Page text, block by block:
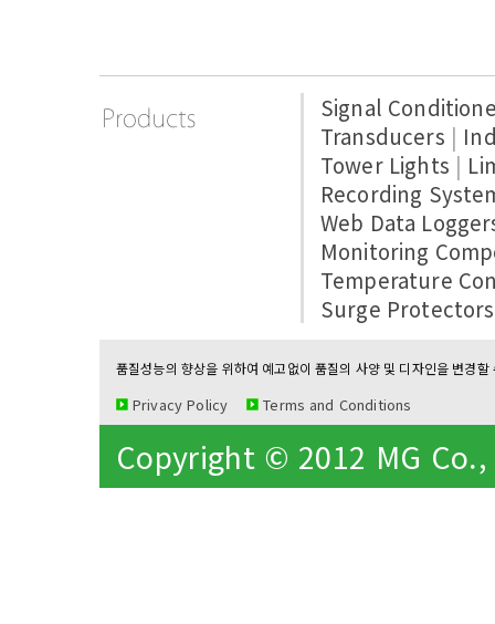
Signal
Transducers |
Tower Lights |
Recording
Web Data
Monitoring
Temperature
Surge Protectors
품질성능의 향상을 위하여 예고없이 품질의 사양 및 디자인을 변경할
Privacy Policy Terms and Conditions
Copyright © 2012 MG